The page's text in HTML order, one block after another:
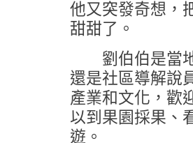
他又突發奇想，
甜甜了。
劉伯伯是當地
還是社區導解說
產業和文化，歡
以到果園採果、
遊。